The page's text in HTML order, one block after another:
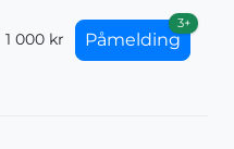
1 000 kr Påmelding
3+